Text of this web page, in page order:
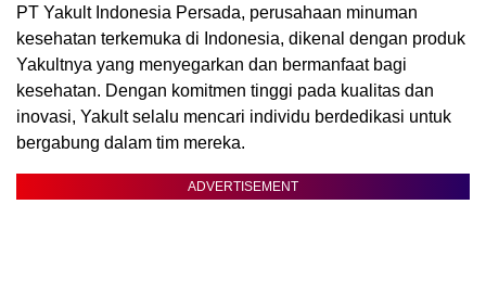
PT Yakult Indonesia Persada, perusahaan minuman
kesehatan terkemuka di Indonesia, dikenal dengan produk
Yakultnya yang menyegarkan dan bermanfaat bagi
kesehatan. Dengan komitmen tinggi pada kualitas dan
inovasi, Yakult selalu mencari individu berdedikasi untuk
bergabung dalam tim mereka.
ADVERTISEMENT